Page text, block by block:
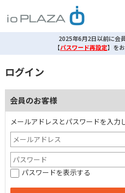
2025年6月2日以前に会
【パスワード再設定】 を
ログイン
会員のお客様
メールアドレスとパスワードを入力
パスワードを表示する